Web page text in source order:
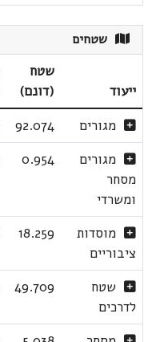
שטחים
ייעוד
שטח
(דונם)
מגורים
92.074
מגורים
מסחר
ומשרדי
0.954
מוסדות
ציבוריים
18.259
שטח
לדרכים
49.709